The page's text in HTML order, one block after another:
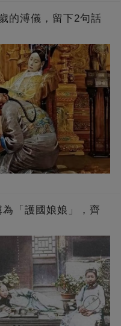
的溥儀，留下2句話
「護國娘娘」，齊